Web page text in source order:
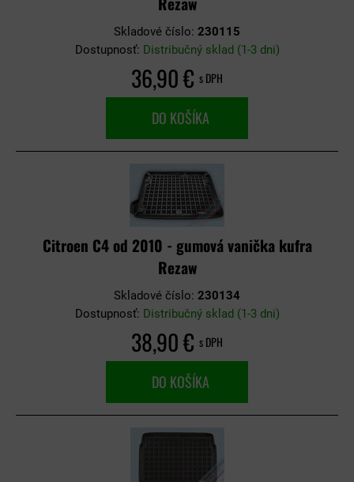
Skladové číslo: 230115
Dostupnosť: Distribučný sklad (1-3 dni)
36,90 € s DPH
DO KOŠÍKA
Citroen C4 od 2010 - gumová vanička kufra
Rezaw
Skladové číslo: 230134
Dostupnosť: Distribučný sklad (1-3 dni)
38,90 € s DPH
DO KOŠÍKA